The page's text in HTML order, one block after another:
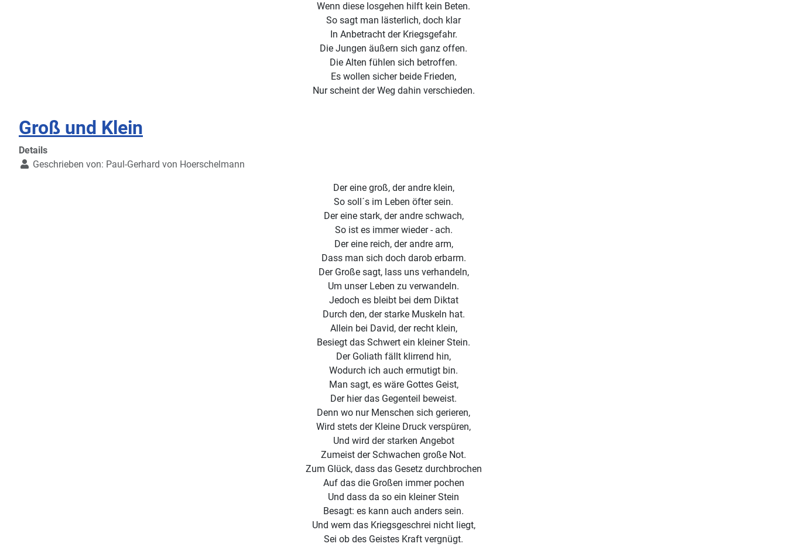
Wenn diese losgehen hilft kein Beten.
So sagt man lästerlich, doch klar
In Anbetracht der Kriegsgefahr.
Die Jungen äußern sich ganz offen.
Die Alten fühlen sich betroffen.
Es wollen sicher beide Frieden,
Nur scheint der Weg dahin verschieden.
Groß und Klein
Details
Geschrieben von: Paul-Gerhard von Hoerschelmann
Der eine groß, der andre klein,
So soll´s im Leben öfter sein.
Der eine stark, der andre schwach,
So ist es immer wieder - ach.
Der eine reich, der andre arm,
Dass man sich doch darob erbarm.
Der Große sagt, lass uns verhandeln,
Um unser Leben zu verwandeln.
Jedoch es bleibt bei dem Diktat
Durch den, der starke Muskeln hat.
Allein bei David, der recht klein,
Besiegt das Schwert ein kleiner Stein.
Der Goliath fällt klirrend hin,
Wodurch ich auch ermutigt bin.
Man sagt, es wäre Gottes Geist,
Der hier das Gegenteil beweist.
Denn wo nur Menschen sich gerieren,
Wird stets der Kleine Druck verspüren,
Und wird der starken Angebot
Zumeist der Schwachen große Not.
Zum Glück, dass das Gesetz durchbrochen
Auf das die Großen immer pochen
Und dass da so ein kleiner Stein
Besagt: es kann auch anders sein.
Und wem das Kriegsgeschrei nicht liegt,
Sei ob des Geistes Kraft vergnügt.